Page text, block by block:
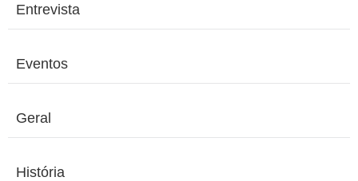
Entrevista
Eventos
Geral
História